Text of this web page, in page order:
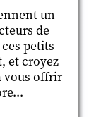
un
de
petits
et croyez
vous offrir